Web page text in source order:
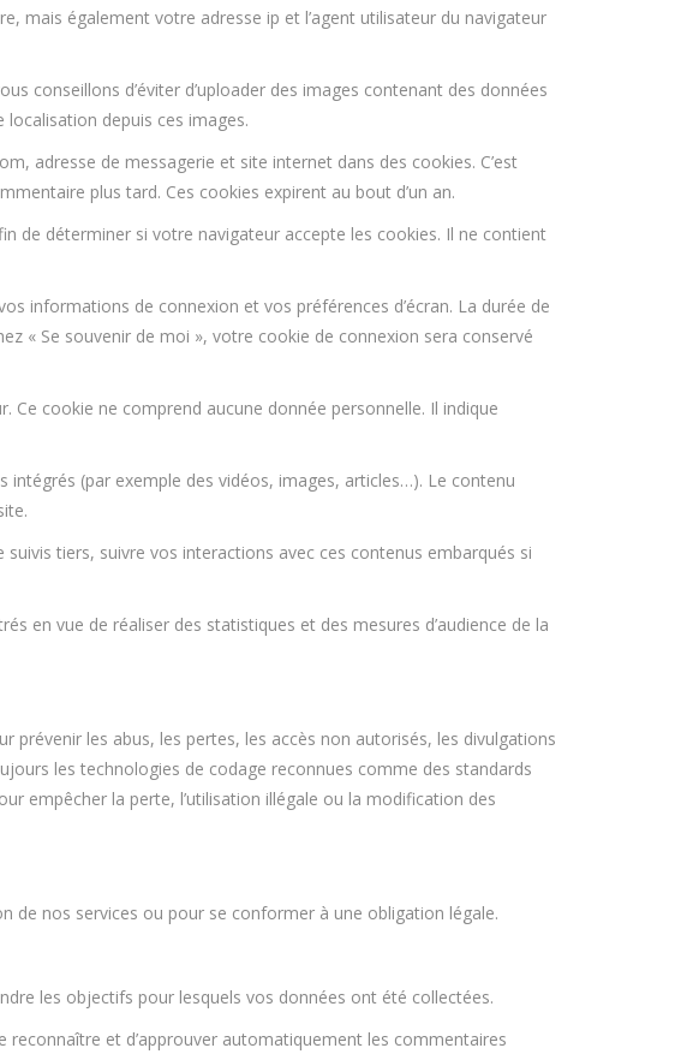
mais également votre adresse ip et l’agent utilisateur du navigateur
conseillons d’éviter d’uploader des images contenant des données
depuis ces images.
adresse de messagerie et site internet dans des cookies. C’est
plus tard. Ces cookies expirent au bout d’un an.
de déterminer si votre navigateur accepte les cookies. Il ne contient
informations de connexion et vos préférences d’écran. La durée de
« Se souvenir de moi », votre cookie de connexion sera conservé
cookie ne comprend aucune donnée personnelle. Il indique
intégrés (par exemple des vidéos, images, articles…). Le contenu
tiers, suivre vos interactions avec ces contenus embarqués si
en vue de réaliser des statistiques et des mesures d’audience de la
les abus, les pertes, les accès non autorisés, les divulgations
les technologies de codage reconnues comme des standards
empêcher la perte, l’utilisation illégale ou la modification des
de nos services ou pour se conformer à une obligation légale.
les objectifs pour lesquels vos données ont été collectées.
et d’approuver automatiquement les commentaires